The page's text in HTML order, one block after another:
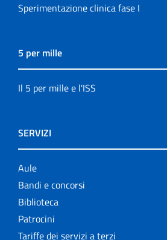
Sperimentazione clinica fase I
5 per mille
Il 5 per mille e l'ISS
SERVIZI
Aule
Bandi e concorsi
Biblioteca
Patrocini
Tariffe dei servizi a terzi